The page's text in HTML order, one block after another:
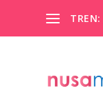
TREN: